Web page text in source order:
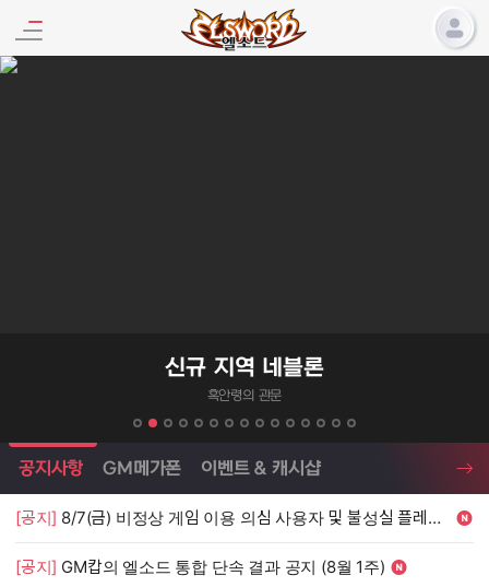
엘소드 프로모션
신규 지역 네블론
흑안령의 관문
엘소드 소식
공지사항 GM메가폰 이벤트 & 캐시샵
[공지] 8/7(금) 비정상 게임 이용 의심 사용자 및 불성실 플레이 단속 안내
[공지] GM캅의 엘소드 통합 단속 결과 공지 (8월 1주)